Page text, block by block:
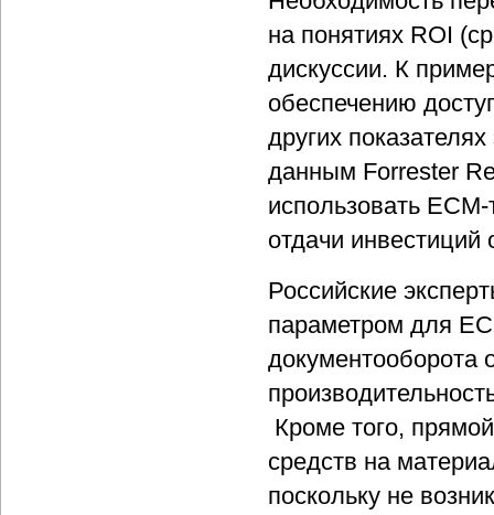
на понятиях ROI
дискуссии. К
обеспечению
других
данным Forrester
использовать
отдачи инвестиций
Российские
параметром для
документооборота
Кроме того,
средств на
поскольку не